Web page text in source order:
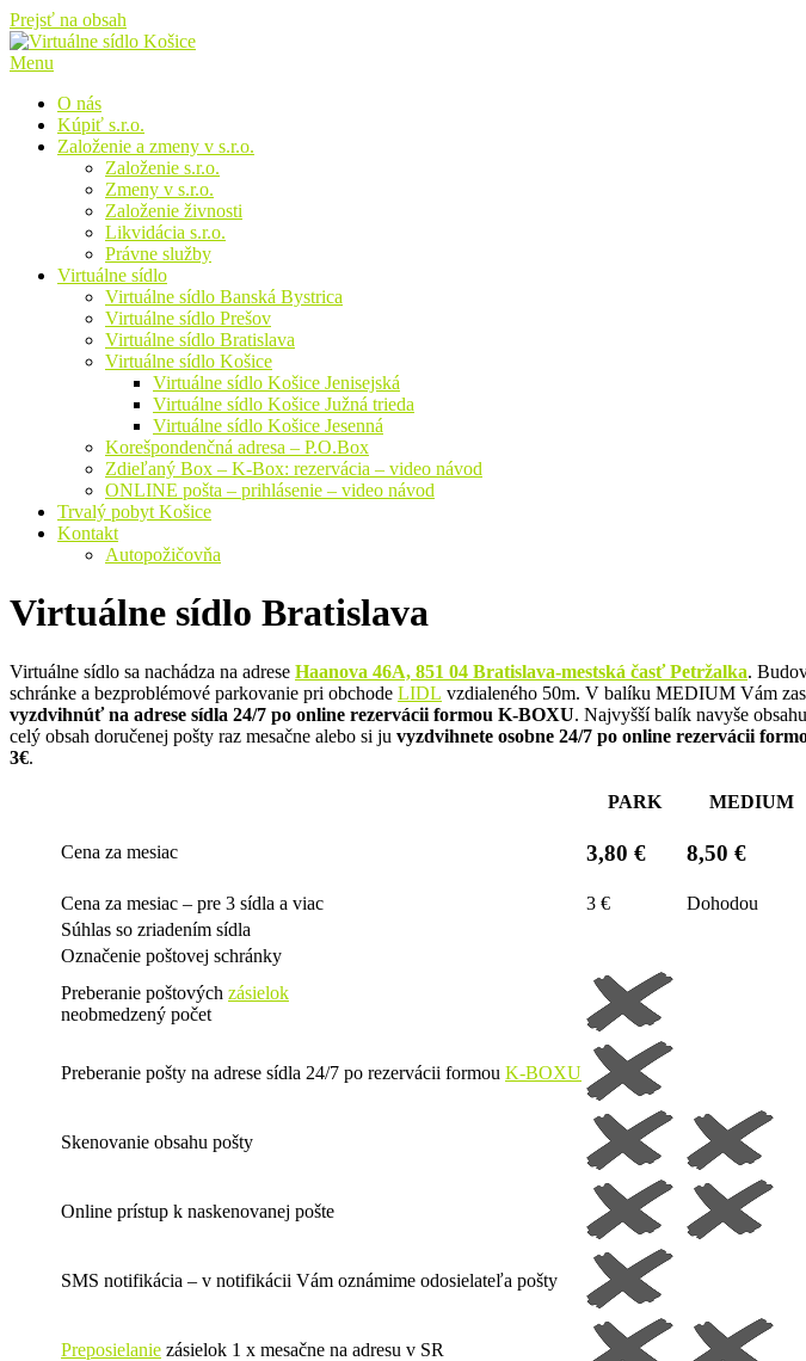
Prejsť na obsah
Menu
O nás
Kúpiť s.r.o.
Založenie a zmeny v s.r.o.
Založenie s.r.o.
Zmeny v s.r.o.
Založenie živnosti
Likvidácia s.r.o.
Právne služby
Virtuálne sídlo
Virtuálne sídlo Banská Bystrica
Virtuálne sídlo Prešov
Virtuálne sídlo Bratislava
Virtuálne sídlo Košice
Virtuálne sídlo Košice Jenisejská
Virtuálne sídlo Košice Južná trieda
Virtuálne sídlo Košice Jesenná
Korešpondenčná adresa – P.O.Box
Zdieľaný Box – K-Box: rezervácia – video návod
ONLINE pošta – prihlásenie – video návod
Trvalý pobyt Košice
Kontakt
Autopožičovňa
Virtuálne sídlo Bratislava
Virtuálne sídlo sa nachádza na adrese Haanova 46A, 851 04 Bratislava-mestská časť Petržalka.
schránke a bezproblémové parkovanie pri obchode LIDL vzdialeného 50m. V balíku MEDIUM Vám
vyzdvihnúť na adrese sídla 24/7 po online rezervácii formou K-BOXU. Najvyšší balík navyše
celý obsah doručenej pošty raz mesačne alebo si ju vyzdvihnete osobne 24/7 po online rezervácii
3€.
PARK MEDIUM
Cena za mesiac 3,80 € 8,50 €
Cena za mesiac – pre 3 sídla a viac 3 € Dohodou
Súhlas so zriadením sídla
Označenie poštovej schránky
Preberanie poštových zásielok
neobmedzený počet
Preberanie pošty na adrese sídla 24/7 po rezervácii formou K-BOXU
Skenovanie obsahu pošty
Online prístup k naskenovanej pošte
SMS notifikácia – v notifikácii Vám oznámime odosielateľa pošty
Preposielanie zásielok 1 x mesačne na adresu v SR